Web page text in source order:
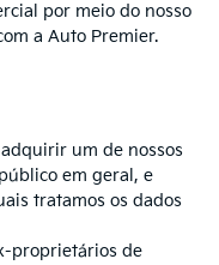
por meio do nosso
a Auto Premier.
um de nossos
em geral, e
tratamos os dados
proprietários de